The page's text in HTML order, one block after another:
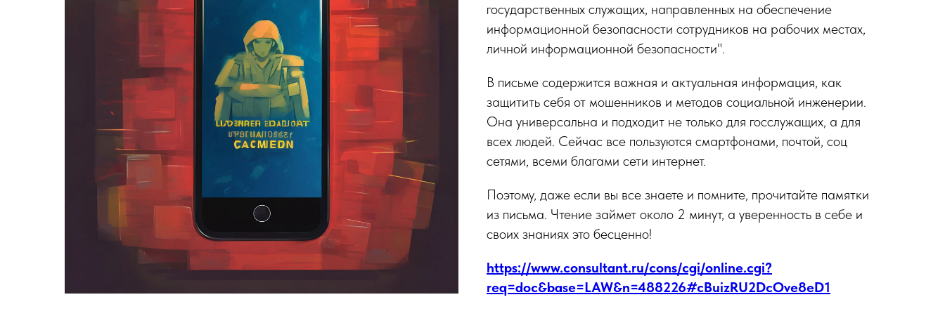
государственных служащих, направленных на обеспечение
информационной безопасности сотрудников на рабочих местах,
личной информационной безопасности".
В письме содержится важная и актуальная информация, как
защитить себя от мошенников и методов социальной инженерии.
Она универсальна и подходит не только для госслужащих, а для
всех людей. Сейчас все пользуются смартфонами, почтой, соц
сетями, всеми благами сети интернет.
Поэтому, даже если вы все знаете и помните, прочитайте памятки
из письма. Чтение займет около 2 минут, а уверенность в себе и
своих знаниях это бесценно!
https://www.consultant.ru/cons/cgi/online.cgi?
req=doc&base=LAW&n=488226#cBuizRU2DcOve8eD1